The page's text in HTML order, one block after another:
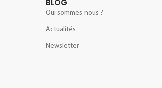
BLOG
Qui sommes-nous ?
Actualités
Newsletter